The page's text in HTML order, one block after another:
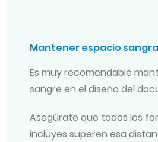
Mantener espacio
Es muy recomendable
sangre en el diseño del
Asegúrate que todos los
incluyes superen esa